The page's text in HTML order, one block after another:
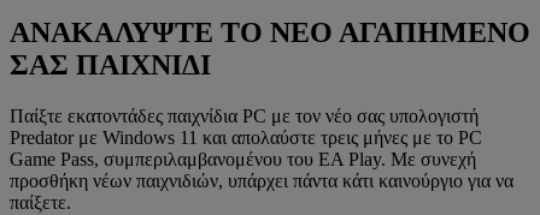
ΑΝΑΚΑΛΥΨΤΕ ΤΟ ΝΕΟ ΑΓΑΠΗΜΕΝΟ
ΣΑΣ ΠΑΙΧΝΙΔΙ
Παίξτε εκατοντάδες παιχνίδια PC με τον νέο σας υπολογιστή
Predator με Windows 11 και απολαύστε τρεις μήνες με το PC
Game Pass, συμπεριλαμβανομένου του EA Play. Με συνεχή
προσθήκη νέων παιχνιδιών, υπάρχει πάντα κάτι καινούργιο για να
παίξετε.